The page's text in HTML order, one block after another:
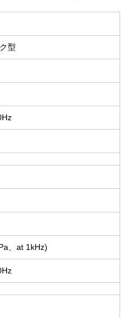
型
、at 1kHz)